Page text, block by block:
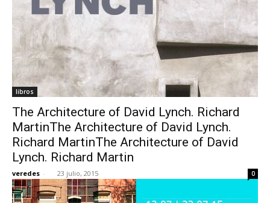
libros
The Architecture of David Lynch. Richard
MartinThe Architecture of David Lynch.
Richard MartinThe Architecture of David
Lynch. Richard Martin
veredes - 23 julio, 2015 0